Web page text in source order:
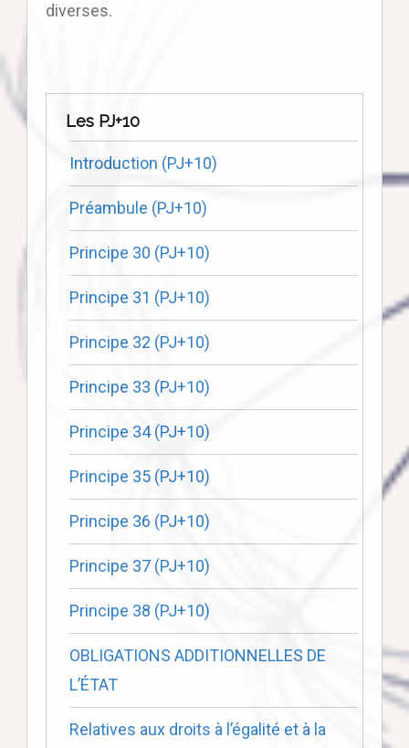
diverses.
Les PJ+10
Introduction (PJ+10)
Préambule (PJ+10)
Principe 30 (PJ+10)
Principe 31 (PJ+10)
Principe 32 (PJ+10)
Principe 33 (PJ+10)
Principe 34 (PJ+10)
Principe 35 (PJ+10)
Principe 36 (PJ+10)
Principe 37 (PJ+10)
Principe 38 (PJ+10)
OBLIGATIONS ADDITIONNELLES DE
L’ÉTAT
Relatives aux droits à l’égalité et à la